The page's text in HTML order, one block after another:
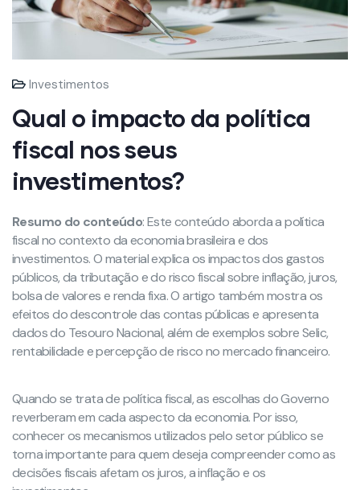
Investimentos
Qual o impacto da política
fiscal nos seus
investimentos?
Resumo do conteúdo: Este conteúdo aborda a política
fiscal no contexto da economia brasileira e dos
investimentos. O material explica os impactos dos gastos
públicos, da tributação e do risco fiscal sobre inflação, juros,
bolsa de valores e renda fixa. O artigo também mostra os
efeitos do descontrole das contas públicas e apresenta
dados do Tesouro Nacional, além de exemplos sobre Selic,
rentabilidade e percepção de risco no mercado financeiro.
Quando se trata de política fiscal, as escolhas do Governo
reverberam em cada aspecto da economia. Por isso,
conhecer os mecanismos utilizados pelo setor público se
torna importante para quem deseja compreender como as
decisões fiscais afetam os juros, a inflação e os